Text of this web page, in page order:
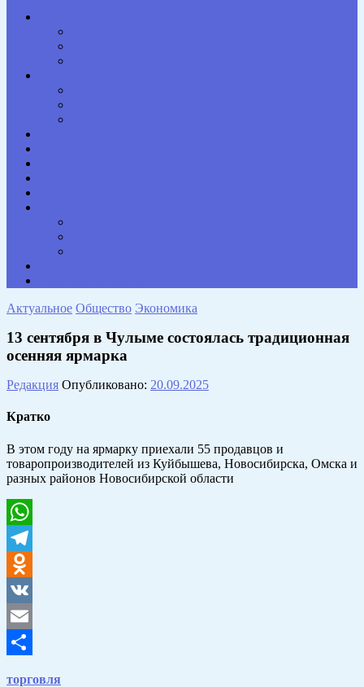
Актуальное Общество Экономика
13 сентября в Чулыме состоялась традиционная
осенняя ярмарка
Редакция Опубликовано: 20.09.2025
Кратко
В этом году на ярмарку приехали 55 продавцов и
товаропроизводителей из Куйбышева, Новосибирска, Омска и
разных районов Новосибирской области
WhatsApp
Telegram
Odnoklassniki
VK
Email
торговля